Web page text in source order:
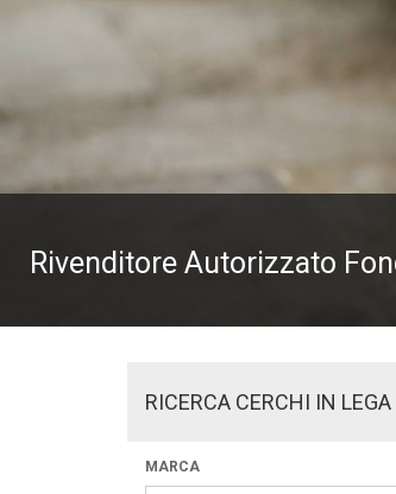
Rivenditore Autorizzato
RICERCA CERCHI IN
MARCA